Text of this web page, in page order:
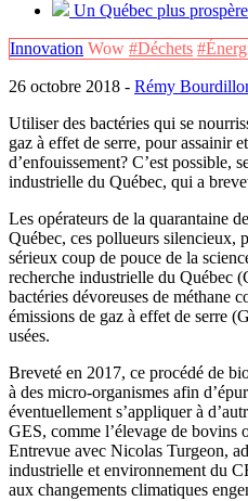
Un Québec plus prospère
Innovation Wow #Déchets
26 octobre 2018 - Rémy
Utiliser des bactéries qui se
gaz à effet de serre, pour assainir
d’enfouissement? C’est possible,
industrielle du Québec, qui a
Les opérateurs de la quarantaine
Québec, ces pollueurs silencieux,
sérieux coup de pouce de la
recherche industrielle du Québec
bactéries dévoreuses de méthane
émissions de gaz à effet de serre
usées.
Breveté en 2017, ce procédé de
à des micro-organismes afin
éventuellement s’appliquer à
GES, comme l’élevage de bovins
Entrevue avec Nicolas Turgeon,
industrielle et environnement du
aux changements climatiques